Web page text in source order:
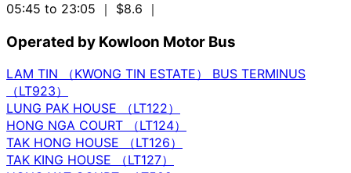
05:45 to 23:05 ｜ $8.6 ｜
Operated by Kowloon Motor Bus
LAM TIN （KWONG TIN ESTATE） BUS TERMINUS
（LT923）
LUNG PAK HOUSE （LT122）
HONG NGA COURT （LT124）
TAK HONG HOUSE （LT126）
TAK KING HOUSE （LT127）